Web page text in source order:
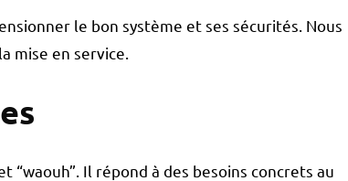
le bon système et ses sécurités. Nous
mise en service.
Il répond à des besoins concrets au